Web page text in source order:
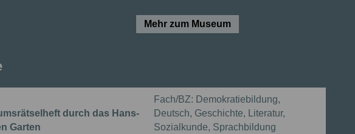
Mehr zum Museum
durch das Hans-
Garten
Fach/BZ: Demokratiebildung,
Deutsch, Geschichte, Literatur,
Sozialkunde, Sprachbildung